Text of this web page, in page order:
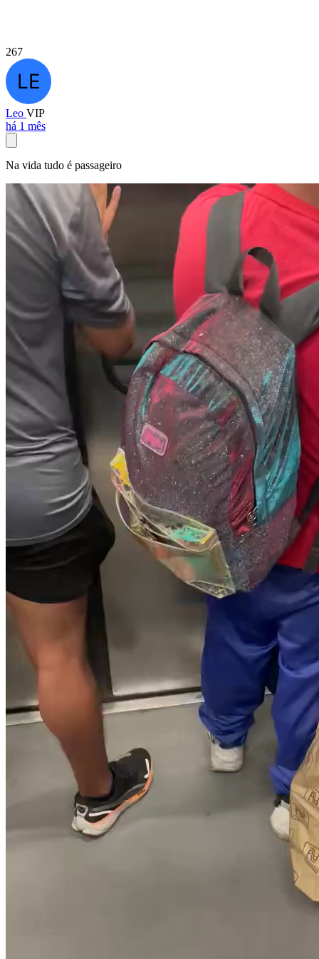
267
Leo VIP
há 1 mês
Na vida tudo é passageiro